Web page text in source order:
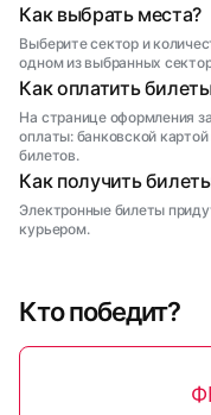
Как выбрать места?
Выберите сектор и
одном из выбранных
Как оплатить
На странице оформления
оплаты: банковской
билетов.
Как получить
Электронные билеты
курьером.
Кто победит?